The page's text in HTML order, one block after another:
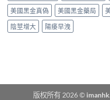
中
label，
只
講
你
座〉
中
美國黑金真偽
美國黑金藥局
陰莖增大
陽痿早洩
版权所有 2026 ©